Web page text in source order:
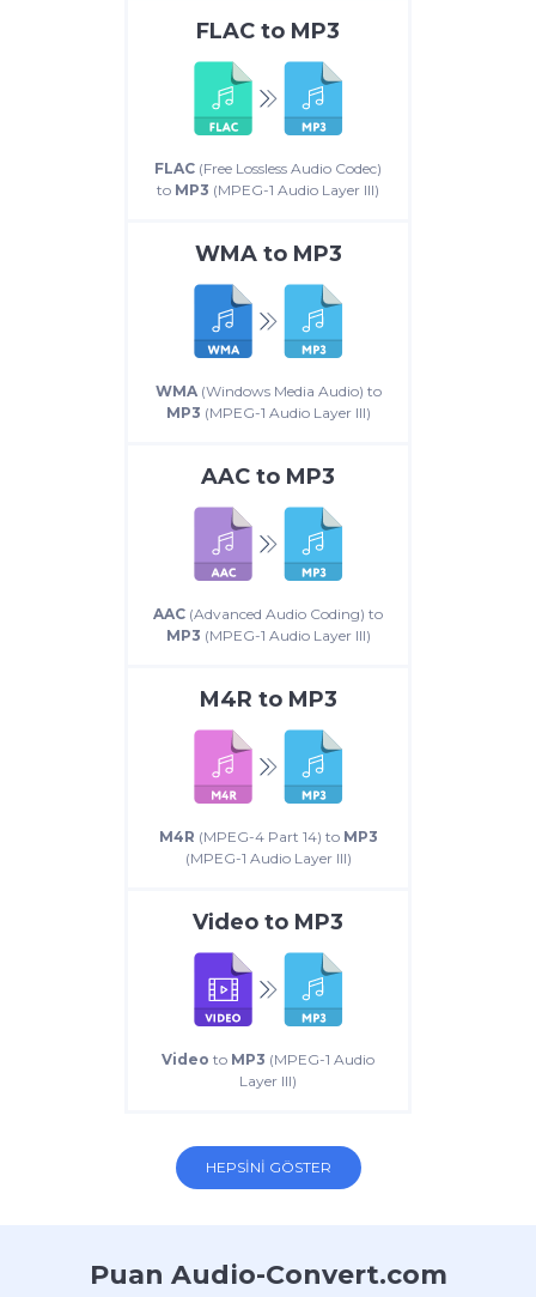
FLAC to MP3
FLAC (Free Lossless Audio Codec)
to MP3 (MPEG-1 Audio Layer III)
WMAto MP3
WMA(Windows Media Audio) to
MP3 (MPEG-1 Audio Layer III)
AAC to MP3
AAC (Advanced Audio Coding) to
MP3 (MPEG-1 Audio Layer III)
M4R to MP3
M4R (MPEG-4 Part 14) to MP3
(MPEG-1 Audio Layer III)
Video to MP3
Video to MP3 (MPEG-1 Audio
Layer III)
HEPSINI GÖSTER
Puan Audio-Convert.com